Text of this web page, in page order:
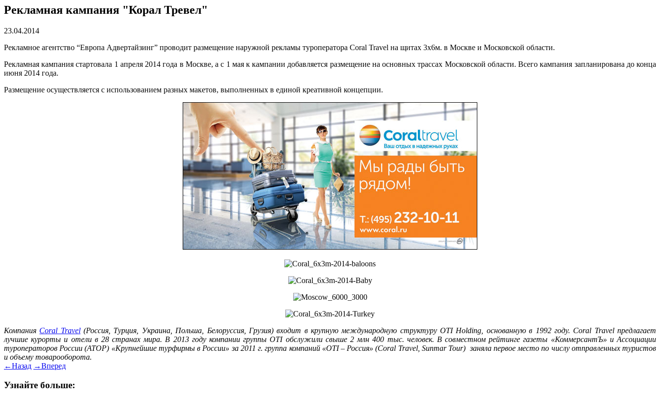
Рекламная кампания "Корал Тревел"
23.04.2014
Рекламное агентство “Европа Адвертайзинг” проводит размещение наружной рекламы туроператора Coral Travel на щитах 3х6м. в Москве и Московской области.
Рекламная кампания стартовала 1 апреля 2014 года в Москве, а с 1 мая к кампании добавляется размещение на основных трассах Московской области. Всего кампания запланирована до конца
июня 2014 года.
Размещение осуществляется с использованием разных макетов, выполненных в единой креативной концепции.
Компания Coral Travel(Россия, Турция, Украина, Польша, Белоруссия, Грузия) входит в крупную международную структуру OTI Holding, основанную в 1992 году. Coral Travel предлагает
лучшие курорты и отели в 28 странах мира. В 2013 году компании группы OTI обслужили свыше 2 млн 400 тыс. человек. В совместном рейтинге газеты «КоммерсантЪ» и Ассоциации
туроператоров России (АТОР) «Крупнейшие турфирмы в России» за 2011 г. группа компаний «OTI – Россия» (Coral Travel, Sunmar Tour) заняла первое место по числу отправленных туристов
и объему товарооборота.
←Назад →Вперед
Узнайте больше: